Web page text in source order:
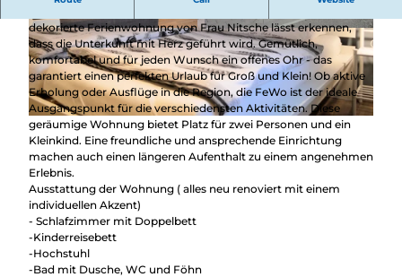
© Ingrid Nitsche
© Ingrid Nitsche © Ingrid Nitsche
dekorierte Ferienwohnung von Frau Nitsche lässt erkennen,
dass die Unterkunft mit Herz geführt wird. Gemütlich,
komfortabel und für jeden Wunsch ein offenes Ohr - das
garantiert einen perfekten Urlaub für Groß und Klein! Ob aktive
Erholung oder Ausflüge in die Region, die FeWo ist der ideale
Ausgangspunkt für die verschiedensten Aktivitäten. Diese
geräumige Wohnung bietet Platz für zwei Personen und ein
Kleinkind. Eine freundliche und ansprechende Einrichtung
machen auch einen längeren Aufenthalt zu einem angenehmen
Erlebnis.
Ausstattung der Wohnung ( alles neu renoviert mit einem
individuellen Akzent)
- Schlafzimmer mit Doppelbett
-Kinderreisebett
-Hochstuhl
-Bad mit Dusche, WC und Föhn